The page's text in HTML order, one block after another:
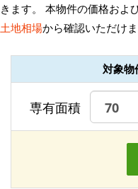
きます。 本物件の価格およ
土地相場から確認いただけま
対象物
専有面積